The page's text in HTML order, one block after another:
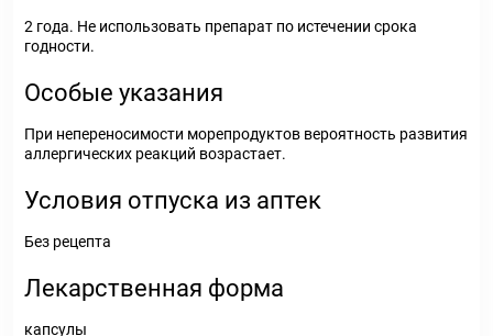
2 года. Не использовать препарат по истечении срока
годности.
Особые указания
При непереносимости морепродуктов вероятность развития
аллергических реакций возрастает.
Условия отпуска из аптек
Без рецепта
Лекарственная форма
капсулы